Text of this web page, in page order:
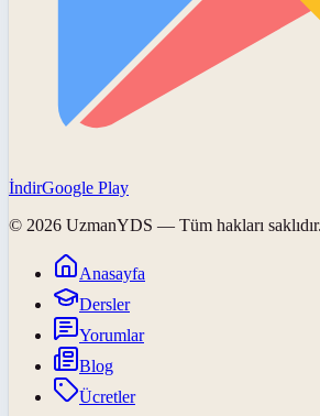
İndirGoogle Play
© 2026 UzmanYDS — Tüm hakları saklıdır.
Anasayfa
Dersler
Yorumlar
Blog
Ücretler